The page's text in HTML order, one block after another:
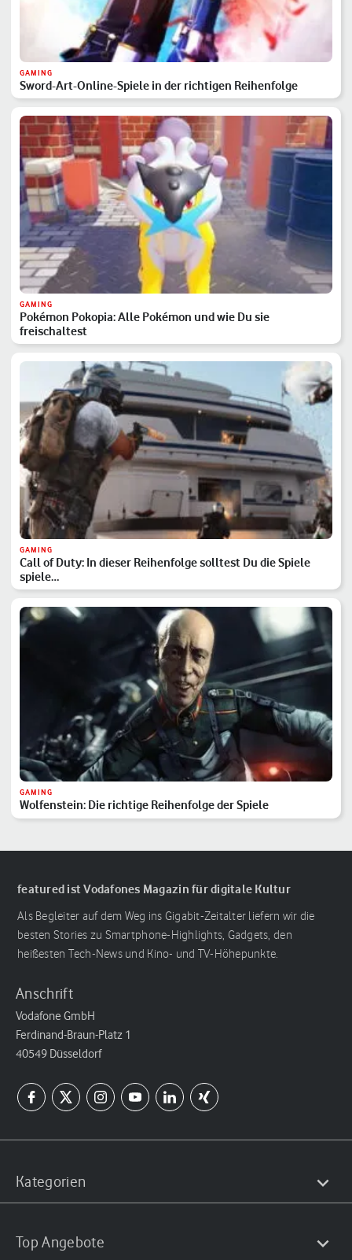
GAMING
Sword-Art-Online-Spiele in der richtigen Reihenfolge
GAMING
Pokémon Pokopia: Alle Pokémon und wie Du sie
freischaltest
GAMING
Call of Duty: In dieser Reihenfolge solltest Du die Spiele
spiele…
GAMING
Wolfenstein: Die richtige Reihenfolge der Spiele
featured ist Vodafones Magazin für digitale Kultur
Als Begleiter auf dem Weg ins Gigabit-Zeitalter liefern wir die
besten Stories zu Smartphone-Highlights, Gadgets, den
heißesten Tech-News und Kino- und TV-Höhepunkte.
Anschrift
Vodafone GmbH
Ferdinand-Braun-Platz 1
40549 Düsseldorf
Kategorien
Top Angebote